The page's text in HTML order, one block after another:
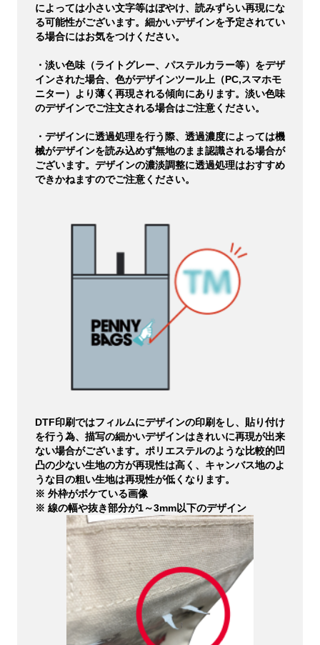
によっては小さい文字等はぼやけ、読みずらい再現にな
る可能性がございます。細かいデザインを予定されてい
る場合にはお気をつけください。
・淡い色味（ライトグレー、パステルカラー等）をデザ
インされた場合、色がデザインツール上（PC,スマホモ
ニター）より薄く再現される傾向にあります。淡い色味
のデザインでご注文される場合はご注意ください。
・デザインに透過処理を行う際、透過濃度によっては機
械がデザインを読み込めず無地のまま認識される場合が
ございます。デザインの濃淡調整に透過処理はおすすめ
できかねますのでご注意ください。
DTF印刷ではフィルムにデザインの印刷をし、貼り付け
を行う為、描写の細かいデザインはきれいに再現が出来
ない場合がございます。ポリエステルのような比較的凹
凸の少ない生地の方が再現性は高く、キャンバス地のよ
うな目の粗い生地は再現性が低くなります。
※ 外枠がボケている画像
※ 線の幅や抜き部分が1～3mm以下のデザイン